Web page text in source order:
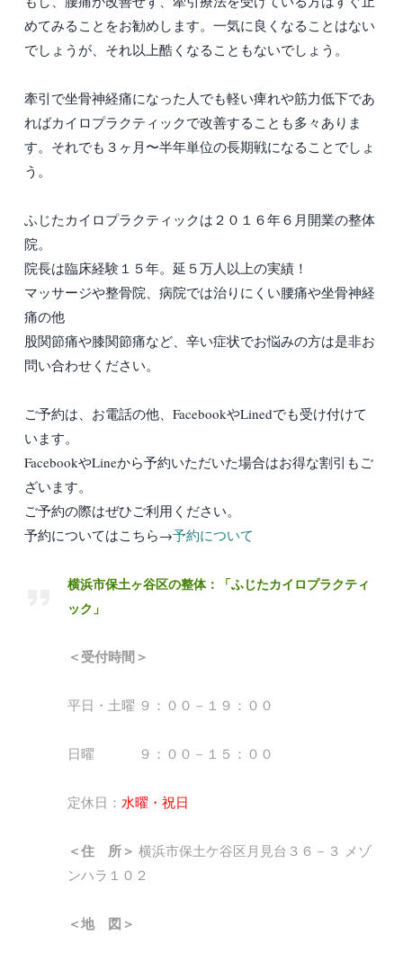
めてみることをお勧めします。一気に良くなることはない
でしょうが、それ以上酷くなることもないでしょう。
牽引で坐骨神経痛になった人でも軽い痺れや筋力低下であ
ればカイロプラクティックで改善することも多々ありま
す。それでも３ヶ月〜半年単位の長期戦になることでしょ
う。
ふじたカイロプラクティックは２０１６年６月開業の整体
院。
院長は臨床経験１５年。延５万人以上の実績！
マッサージや整骨院、病院では治りにくい腰痛や坐骨神経
痛の他
股関節痛や膝関節痛など、辛い症状でお悩みの方は是非お
問い合わせください。
ご予約は、お電話の他、FacebookやLinedでも受け付けて
います。
FacebookやLineから予約いただいた場合はお得な割引もご
ざいます。
ご予約の際はぜひご利用ください。
予約についてはこちら→予約について
横浜市保土ヶ谷区の整体：「ふじたカイロプラクティ
ック」
＜受付時間＞
平日・土曜 ９：００－１９：００
日曜 ９：００－１５：００
定休日： 水曜・祝日
＜住 所＞ 横浜市保土ケ谷区月見台３６－３ メゾ
ンハラ１０２
＜地 図＞